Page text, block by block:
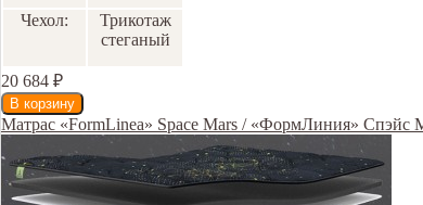
Чехол:
Трикотаж
стеганый
20 684 ₽
Матрас «FormLinea» Space Mars / «ФормЛиния» Спэйс